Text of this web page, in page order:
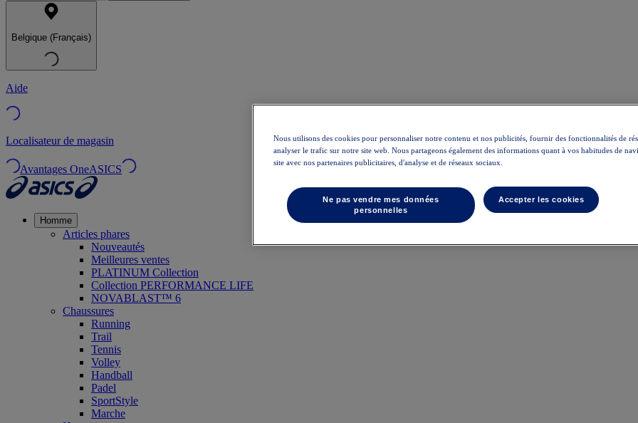
Belgique (Français)
Aide
Localisateur de magasin
Avantages OneASICS
Homme
Articles phares
Nouveautés
Meilleures ventes
PLATINUM Collection
Collection PERFORMANCE LIFE
NOVABLAST™ 6
Chaussures
Running
Trail
Tennis
Volley
Handball
Padel
SportStyle
Marche
Nous utilisons des cookies pour personnaliser notre contenu et nos publicités, fournir des fonctionnalités de
analyser le trafic sur notre site web. Nous partageons également des informations quant à vos habitudes de
site avec nos partenaires publicitaires, d'analyse et de réseaux sociaux.
Ne pas vendre mes données
personnelles
Accepter les cookies